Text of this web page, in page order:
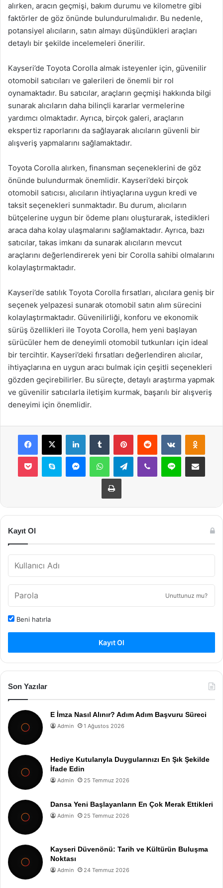
alırken, aracın geçmişi, bakım durumu ve kilometre gibi
faktörler de göz önünde bulundurulmalıdır. Bu nedenle,
potansiyel alıcıların, satın almayı düşündükleri araçları
detaylı bir şekilde incelemeleri önerilir.
Kayseri’de Toyota Corolla almak isteyenler için, güvenilir
otomobil satıcıları ve galerileri de önemli bir rol
oynamaktadır. Bu satıcılar, araçların geçmişi hakkında bilgi
sunarak alıcıların daha bilinçli kararlar vermelerine
yardımcı olmaktadır. Ayrıca, birçok galeri, araçların
ekspertiz raporlarını da sağlayarak alıcıların güvenli bir
alışveriş yapmalarını sağlamaktadır.
Toyota Corolla alırken, finansman seçeneklerini de göz
önünde bulundurmak önemlidir. Kayseri’deki birçok
otomobil satıcısı, alıcıların ihtiyaçlarına uygun kredi ve
taksit seçenekleri sunmaktadır. Bu durum, alıcıların
bütçelerine uygun bir ödeme planı oluşturarak, istedikleri
araca daha kolay ulaşmalarını sağlamaktadır. Ayrıca, bazı
satıcılar, takas imkanı da sunarak alıcıların mevcut
araçlarını değerlendirerek yeni bir Corolla sahibi olmalarını
kolaylaştırmaktadır.
Kayseri’de satılık Toyota Corolla fırsatları, alıcılara geniş bir
seçenek yelpazesi sunarak otomobil satın alım sürecini
kolaylaştırmaktadır. Güvenilirliği, konforu ve ekonomik
sürüş özellikleri ile Toyota Corolla, hem yeni başlayan
sürücüler hem de deneyimli otomobil tutkunları için ideal
bir tercihtir. Kayseri’deki fırsatları değerlendiren alıcılar,
ihtiyaçlarına en uygun aracı bulmak için çeşitli seçenekleri
gözden geçirebilirler. Bu süreçte, detaylı araştırma yapmak
ve güvenilir satıcılarla iletişim kurmak, başarılı bir alışveriş
deneyimi için önemlidir.
Facebook
X LinkedInTumblr PinterestReddit VKontakte
Pocket Skype MessengerWhatsAppTelegramViber Line E-Posta ile
Yazdır
Kayıt Ol
Unuttunuz mu?
Beni hatırla
Kayıt Ol
Son Yazılar
E İmza Nasıl Alınır? Adım Adım Başvuru Süreci
Admin 1 Ağustos 2026
Hediye Kutularıyla Duygularınızı En Şık Şekilde
İfade Edin
Admin 25 Temmuz 2026
Dansa Yeni Başlayanların En Çok Merak Ettikleri
Admin 25 Temmuz 2026
Kayseri Düvenönü: Tarih ve Kültürün Buluşma
Noktası
Admin 24 Temmuz 2026